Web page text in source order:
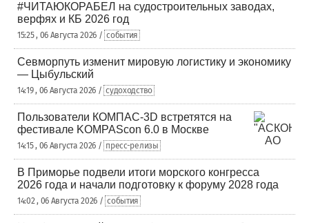
#ЧИТАЮКОРАБЕЛ на судостроительных заводах,
верфях и КБ 2026 год
15:25 , 06 Августа 2026 / события
Севморпуть изменит мировую логистику и экономику
— Цыбульский
14:19 , 06 Августа 2026 / судоходство
Пользователи КОМПАС-3D встретятся на
фестивале KOMPAScon 6.0 в Москве
14:15 , 06 Августа 2026 / пресс-релизы
В Приморье подвели итоги морского конгресса
2026 года и начали подготовку к форуму 2028 года
14:02 , 06 Августа 2026 / события